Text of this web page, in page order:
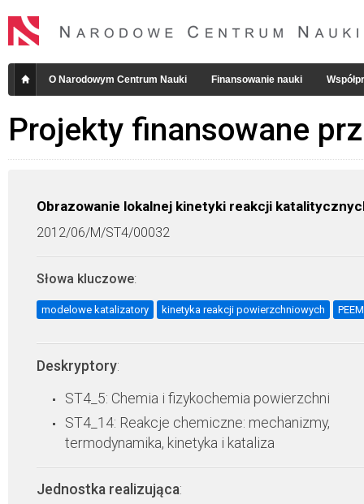
O Narodowym Centrum Nauki Finansowanie nauki
Projekty finansowane
Obrazowanie lokalnej kinetyki reakcji
2012/06/M/ST4/00032
Słowa kluczowe:
modelowe katalizatory kinetyka reakcji powierzchniowych PEEM
Deskryptory:
ST4_5: Chemia i fizykochemia powierzchni
ST4_14: Reakcje chemiczne: mechanizmy,
termodynamika, kinetyka i kataliza
Jednostka realizująca: